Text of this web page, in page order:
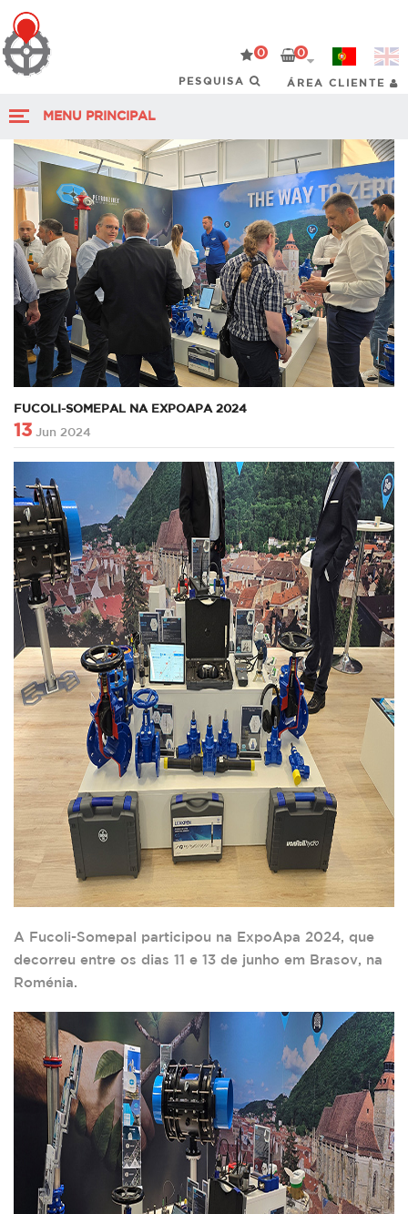
0 0
ÁREA CLIENTE
MENU PRINCIPAL
FUCOLI-SOMEPAL NA EXPOAPA 2024
13 Jun 2024
A Fucoli-Somepal participou na ExpoApa 2024, que
decorreu entre os dias 11 e 13 de junho em Brasov, na
Roménia.